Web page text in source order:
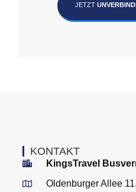
JETZT
KONTAKT
KingsTravel
Oldenburger Allee